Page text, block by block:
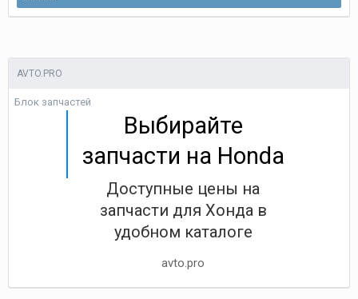
AVTO.PRO
Блок запчастей
Выбирайте
запчасти на Honda
Доступные цены на
запчасти для Хонда в
удобном каталоге
avto.pro